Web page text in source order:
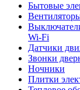
Бытовые
Wi-Fi
Датчики
Звонки
Ночники
Плитки